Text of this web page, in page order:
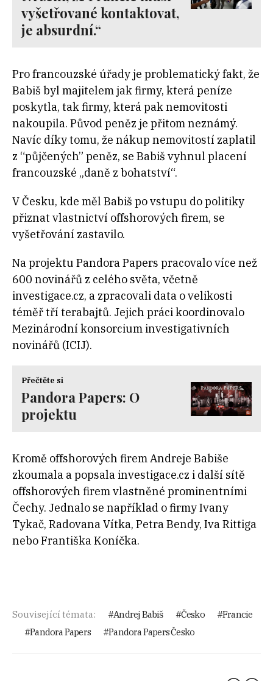
vyšetřované kontaktovat,
je absurdní.“
Pro francouzské úřady je problematický fakt, že
Babiš byl majitelem jak firmy, která peníze
poskytla, tak firmy, která pak nemovitosti
nakoupila. Původ peněz je přitom neznámý.
Navíc díky tomu, že nákup nemovitostí zaplatil
z “půjčených” peněz, se Babiš vyhnul placení
francouzské „daně z bohatství“.
V Česku, kde měl Babiš po vstupu do politiky
přiznat vlastnictví offshorových firem, se
vyšetřování zastavilo.
Na projektu Pandora Papers pracovalo více než
600 novinářů z celého světa, včetně
investigace.cz, a zpracovali data o velikosti
téměř tří terabajtů. Jejich práci koordinovalo
Mezinárodní konsorcium investigativních
novinářů (ICIJ).
Přečtěte si
Pandora Papers: O
projektu
Kromě offshorových firem Andreje Babiše
zkoumala a popsala investigace.cz i další sítě
offshorových firem vlastněné prominentními
Čechy. Jednalo se například o firmy Ivany
Tykač, Radovana Vítka, Petra Bendy, Iva Rittiga
nebo Františka Koníčka.
Související témata: Andrej Babiš Česko
Francie
Pandora Papers
Pandora Papers Česko